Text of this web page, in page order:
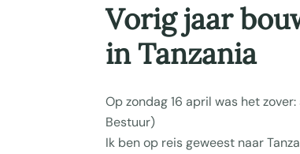
Vorig jaar
in Tanzania
Op zondag 16 april was het
Bestuur)
Ik ben op reis geweest naar